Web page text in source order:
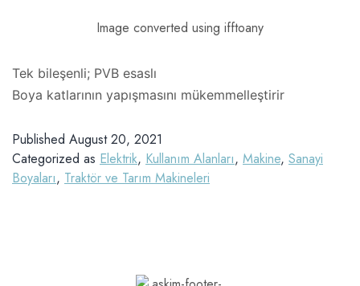
Image converted using ifftoany
Tek bileşenli; PVB esaslı
Boya katlarının yapışmasını mükemmelleştirir
Published August 20, 2021
Categorized as Elektrik, Kullanım Alanları, Makine, Sanayi
Boyaları, Traktör ve Tarım Makineleri